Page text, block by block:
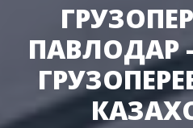
ПАВЛОДАР